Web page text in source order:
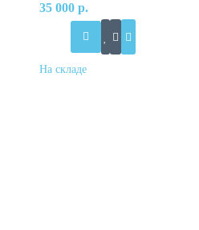
35 000 р.